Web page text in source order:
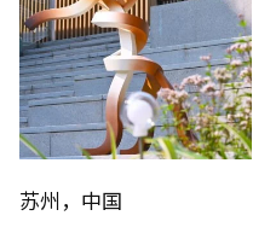
苏州，中国